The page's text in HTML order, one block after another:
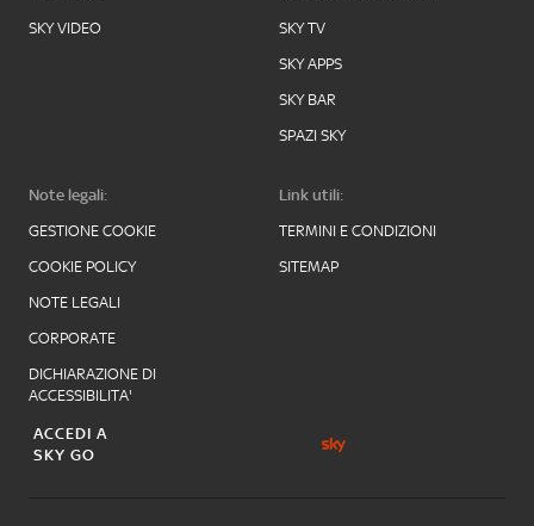
SKY VIDEO
SKY TV
SKY APPS
SKY BAR
SPAZI SKY
Note legali:
GESTIONE COOKIE
COOKIE POLICY
NOTE LEGALI
CORPORATE
DICHIARAZIONE DI
ACCESSIBILITA'
Link utili:
TERMINI E CONDIZIONI
SITEMAP
ACCEDI A
SKY GO